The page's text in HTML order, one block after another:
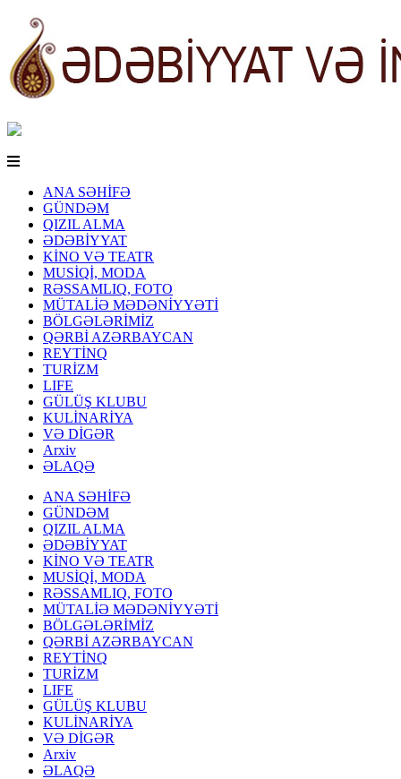
ANA SƏHİFƏ
GÜNDƏM
QIZIL ALMA
ƏDƏBİYYAT
KİNO VƏ TEATR
MUSİQİ, MODA
RƏSSAMLIQ, FOTO
MÜTALİƏ MƏDƏNİYYƏTİ
BÖLGƏLƏRİMİZ
QƏRBİ AZƏRBAYCAN
REYTİNQ
TURİZM
LIFE
GÜLÜŞ KLUBU
KULİNARİYA
VƏ DİGƏR
Arxiv
ƏLAQƏ
ANA SƏHİFƏ
GÜNDƏM
QIZIL ALMA
ƏDƏBİYYAT
KİNO VƏ TEATR
MUSİQİ, MODA
RƏSSAMLIQ, FOTO
MÜTALİƏ MƏDƏNİYYƏTİ
BÖLGƏLƏRİMİZ
QƏRBİ AZƏRBAYCAN
REYTİNQ
TURİZM
LIFE
GÜLÜŞ KLUBU
KULİNARİYA
VƏ DİGƏR
Arxiv
ƏLAQƏ